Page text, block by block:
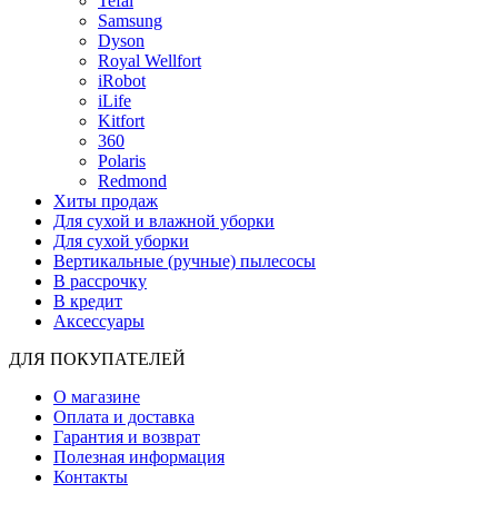
Samsung
Dyson
Royal Wellfort
iRobot
iLife
Kitfort
360
Polaris
Redmond
Хиты продаж
Для сухой и влажной уборки
Для сухой уборки
Вертикальные (ручные) пылесосы
В рассрочку
В кредит
Аксессуары
ДЛЯ ПОКУПАТЕЛЕЙ
О магазине
Оплата и доставка
Гарантия и возврат
Полезная информация
Контакты